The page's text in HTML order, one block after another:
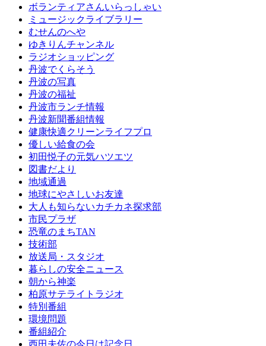
ボランティアさんいらっしゃい
ミュージックライブラリー
むせんのへや
ゆきりんチャンネル
ラジオショッピング
丹波でくらそう
丹波の写真
丹波の福祉
丹波市ランチ情報
丹波新聞番組情報
健康快適クリーンライフプロ
優しい給食の会
初田悦子の元気ハツエツ
図書だより
地域通過
地球にやさしいお友達
大人も知らないカチカネ探求部
市民プラザ
恐竜のまちTAN
技術部
放送局・スタジオ
暮らしの安全ニュース
朝から神楽
柏原サテライトラジオ
特別番組
環境問題
番組紹介
西田夫佐の今日は記念日